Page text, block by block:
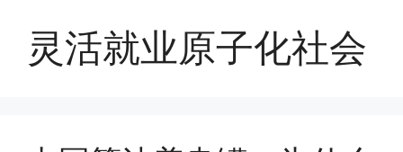
灵活就业原子化社会